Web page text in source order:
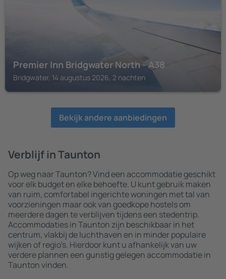
Premier Inn Bridgwater North - A38
Bridgwater, 14 augustus 2026, 2 nachten
Bekijk andere aanbiedingen
Verblijf in Taunton
Op weg naar Taunton? Vind een accommodatie geschikt
voor elk budget en elke behoefte. U kunt gebruik maken
van ruim, comfortabel ingerichte woningen met tal van
voorzieningen maar ook van goedkope hostels om
meerdere dagen te verblijven tijdens een stedentrip.
Accommodaties in Taunton zijn beschikbaar in het
centrum, vlakbij de luchthaven en in minder populaire
wijken of regio's. Hierdoor kunt u afhankelijk van uw
verdere plannen een gunstig gelegen accommodatie in
Taunton vinden.